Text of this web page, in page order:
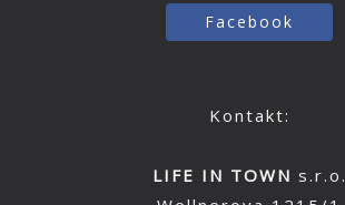
Facebook
Kontakt:
LIFE IN TOWN s.r.o.